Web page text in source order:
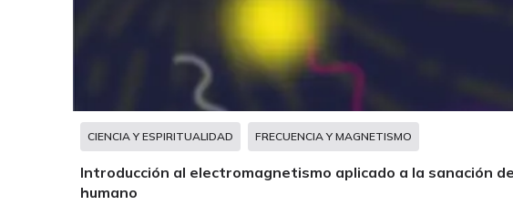
CIENCIA Y ESPIRITUALIDAD FRECUENCIA Y MAGNETISMO
Introducción al electromagnetismo aplicado a la sanación
humano